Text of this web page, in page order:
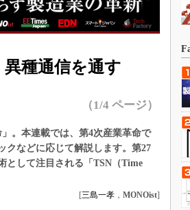
展
リティショー
りワールド
／AR
ールドサービス
み込み画像技術
ソフト開発
FA
モビリティ
種通信を通す
（1/4 ページ）
。本連載では、第4次産業革命で
クなどに応じて解説します。第27
として注目される「TSN（Time
[三島一孝 ， MONOist]